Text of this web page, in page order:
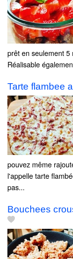
prêt en seulement 5
Réalisable
Tarte flambee
pouvez même
l'appelle tarte
pas...
Bouchees